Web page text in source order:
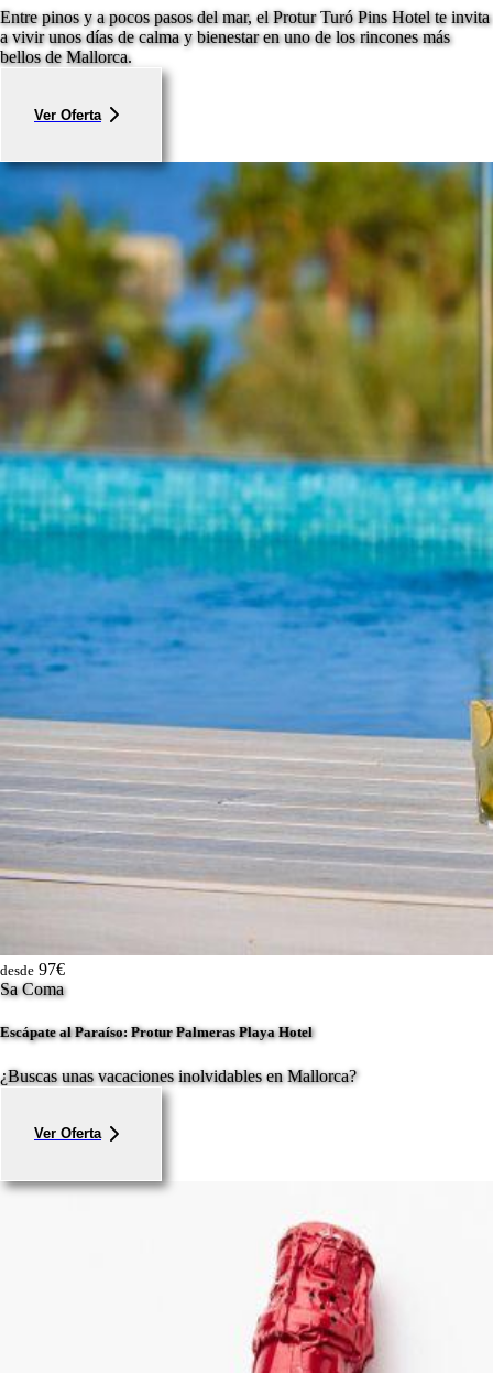
Entre pinos y a pocos pasos del mar, el Protur Turó Pins Hotel te invita
a vivir unos días de calma y bienestar en uno de los rincones más
bellos de Mallorca.
Ver Oferta
desde 97€
Sa Coma
Escápate al Paraíso: Protur Palmeras Playa Hotel
¿Buscas unas vacaciones inolvidables en Mallorca?
Ver Oferta